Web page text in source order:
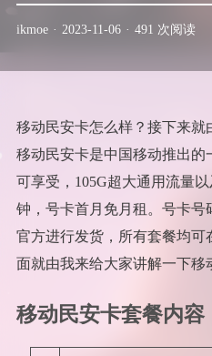
ikmoe · 2023-11-06 · 491 次阅读
移动民安卡怎么样？接下来就
移动民安卡是中国移动推出的
可享受，105G超大通用流量
钟，号卡首月免月租。号卡号
官方进行发货，所有套餐均
面就由我来给大家讲解一下移
移动民安卡套餐内容